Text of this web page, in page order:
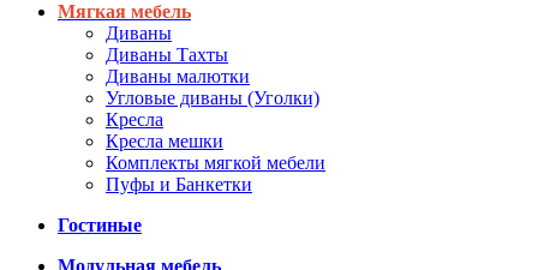
Мягкая мебель
Диваны
Диваны Тахты
Диваны малютки
Угловые диваны (Уголки)
Кресла
Кресла мешки
Комплекты мягкой мебели
Пуфы и Банкетки
Гостиные